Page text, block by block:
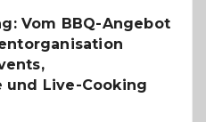
Vom BBQ-Angebot
und Live-Cooking